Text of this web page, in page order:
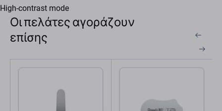
High-contrast mode
Οι πελάτες αγοράζουν
επίσης